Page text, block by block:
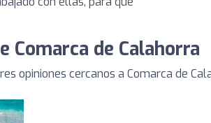
Comarca de Calahorra
opiniones cercanos a Comarca de